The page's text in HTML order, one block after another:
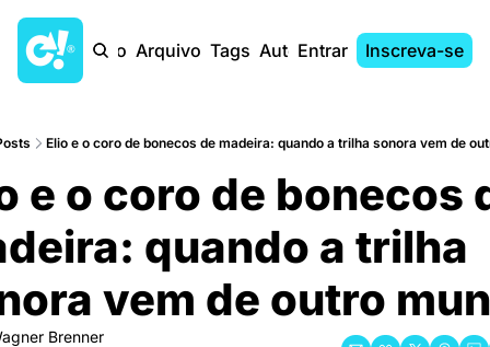
Início Arquivo Tags AutoresEntrar Inscreva-se
Elio e o coro de bonecos de madeira: quando a trilha sonora vem de
e o coro de bonecos
quando a trilha
vem de outro
Brenner